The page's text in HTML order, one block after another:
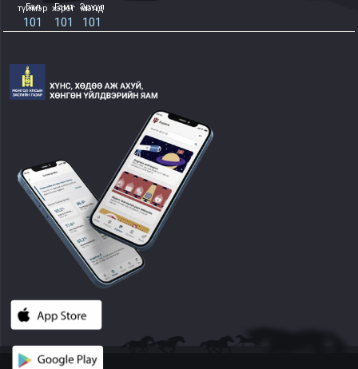
Гал түймэр
101
Гэмт хэрэг
101
Эрүүл мэнд
101